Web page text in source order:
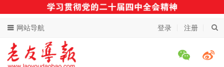
登录 注册
网站导航